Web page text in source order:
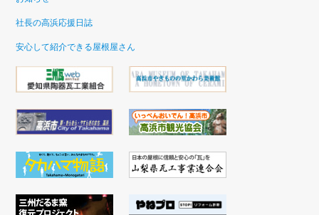
社長の高浜応援日誌
安心して紹介できる屋根屋さん